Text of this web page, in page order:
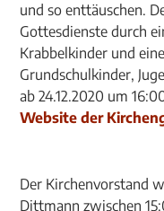
und so enttäuschen.
Gottesdienste durch
Krabbelkinder und
Grundschulkinder,
ab 24.12.2020 um
Website der
Der Kirchenvorstand
Dittmann zwischen